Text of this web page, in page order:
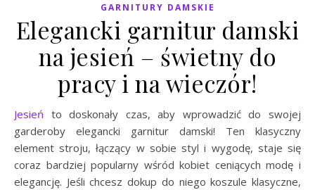
GARNITURY DAMSKIE
Elegancki garnitur damski
na jesień – świetny do
pracy i na wieczór!
Jesień to doskonały czas, aby wprowadzić do swojej
garderoby elegancki garnitur damski! Ten klasyczny
element stroju, łączący w sobie styl i wygodę, staje się
coraz bardziej popularny wśród kobiet ceniących modę i
elegancję. Jeśli chcesz dokup do niego koszule klasyczne,